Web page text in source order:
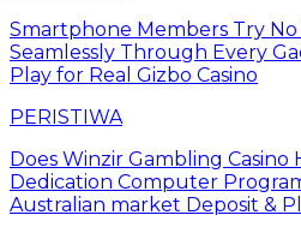
Smartphone Members Try No
Seamlessly Through Every
Play for Real Gizbo Casino
PERISTIWA
Does Winzir Gambling Casino
Dedication Computer
Australian market Deposit &